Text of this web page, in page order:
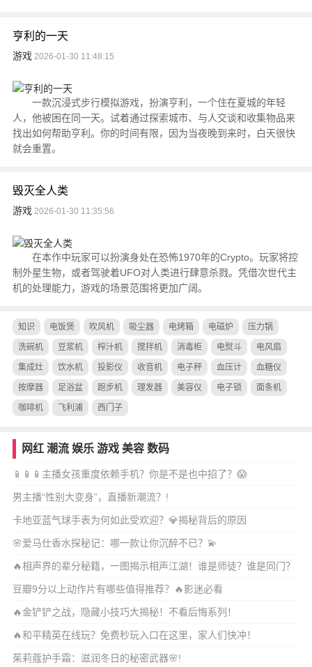
亨利的一天
游戏2026-01-30 11:48:15
一款沉浸式步行模拟游戏，扮演亨利，一个住在夏城的年轻
人，他被困在同一天。试着通过探索城市、与人交谈和收集物品来
找出如何帮助亨利。你的时间有限，因为当夜晚到来时，白天很快
就会重置。
毁灭全人类
游戏2026-01-30 11:35:56
在本作中玩家可以扮演身处在恐怖1970年的Crypto。玩家将控
制外星生物，或者驾驶着UFO对人类进行肆意杀戮。凭借次世代主
机的处理能力，游戏的场景范围将更加广阔。
知识 电饭煲 吹风机 吸尘器 电烤箱 电磁炉 压力锅
洗碗机 豆浆机 榨汁机 搅拌机 消毒柜 电熨斗 电风扇
集成灶 饮水机 投影仪 收音机 电子秤 血压计 血糖仪
按摩器 足浴盆 跑步机 理发器 美容仪 电子锁 面条机
咖啡机 飞利浦 西门子
网红 潮流 娱乐 游戏 美容 数码
📱📱📱主播女孩重度依赖手机？你是不是也中招了？😱
男主播“性别大变身”，直播新潮流？!
卡地亚蓝气球手表为何如此受欢迎？💎揭秘背后的原因
🌸爱马仕香水探秘记：哪一款让你沉醉不已？💫
🔥相声界的辈分秘籍，一图揭示相声江湖！谁是师徒？谁是同门？
🔍
豆瓣9分以上动作片有哪些值得推荐？🔥影迷必看
🔥金铲铲之战，隐藏小技巧大揭秘！不看后悔系列！
🔥和平精英在线玩？免费秒玩入口在这里，家人们快冲！
茱莉蔻护手霜：滋润冬日的秘密武器🌸!